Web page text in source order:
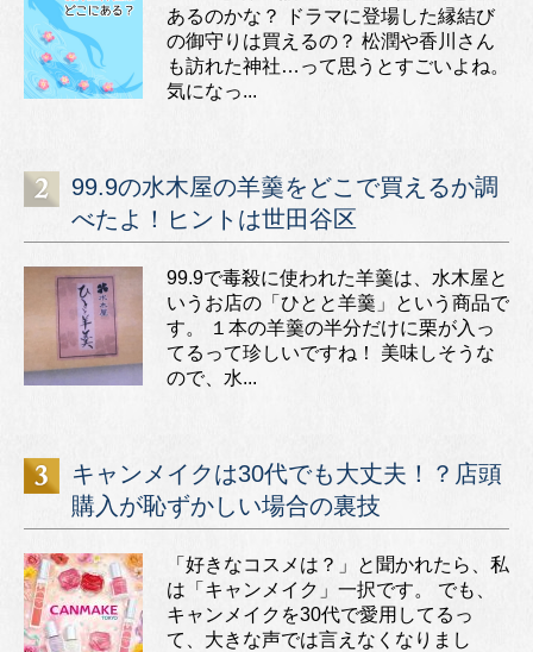
あるのかな？ ドラマに登場した縁結び
の御守りは買えるの？ 松潤や香川さん
も訪れた神社…って思うとすごいよね。
気になっ...
99.9の水木屋の羊羹をどこで買えるか調
べたよ！ヒントは世田谷区
99.9で毒殺に使われた羊羹は、水木屋と
いうお店の「ひとと羊羹」という商品で
す。 １本の羊羹の半分だけに栗が入っ
てるって珍しいですね！ 美味しそうな
ので、水...
キャンメイクは30代でも大丈夫！？店頭
購入が恥ずかしい場合の裏技
「好きなコスメは？」と聞かれたら、私
は「キャンメイク」一択です。 でも、
キャンメイクを30代で愛用してるっ
て、大きな声では言えなくなりまし